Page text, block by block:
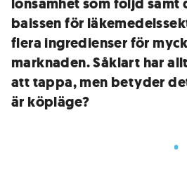
lönsamhet som följd samt
baissen för
flera ingredienser för
marknaden. Såklart har
att tappa, men betyder
är köpläge?